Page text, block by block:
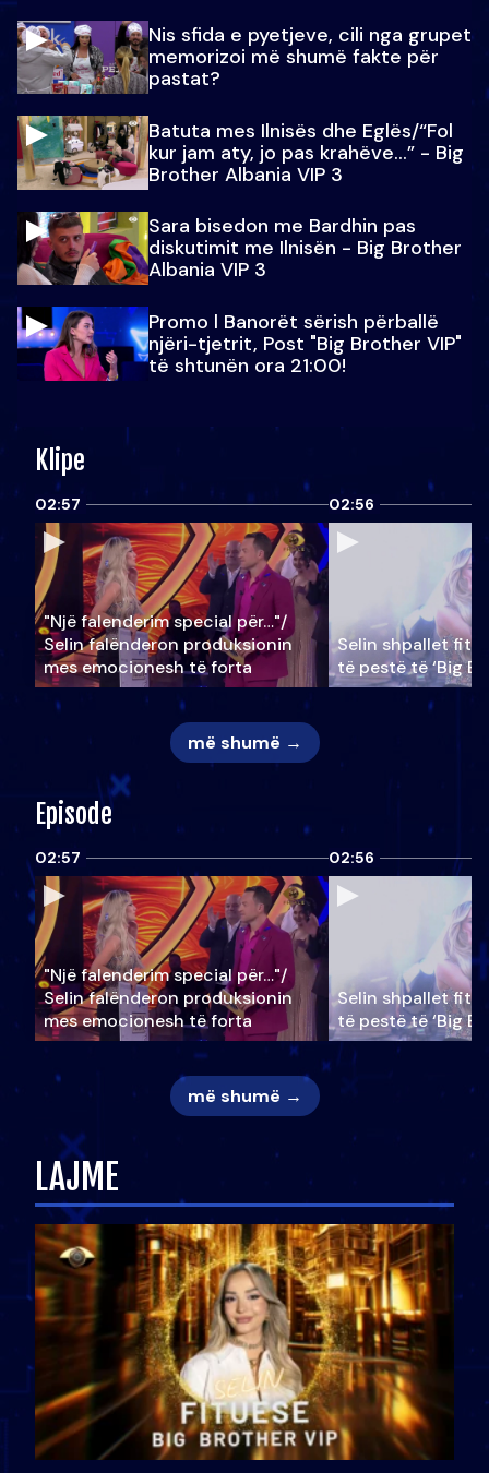
Nis sfida e pyetjeve, cili nga grupet
memorizoi më shumë fakte për
pastat?
Batuta mes Ilnisës dhe Eglës/“Fol
kur jam aty, jo pas krahëve…” - Big
Brother Albania VIP 3
Sara bisedon me Bardhin pas
diskutimit me Ilnisën - Big Brother
Albania VIP 3
Promo l Banorët sërish përballë
njëri-tjetrit, Post "Big Brother VIP"
të shtunën ora 21:00!
Klipe
02:57
"Një falenderim special për…"/
Selin falënderon produksionin
mes emocionesh të forta
02:56
Selin shpallet
të pestë të ‘Big
më shumë →
Episode
02:57
"Një falenderim special për…"/
Selin falënderon produksionin
mes emocionesh të forta
02:56
Selin shpallet
të pestë të ‘Big
më shumë →
LAJME